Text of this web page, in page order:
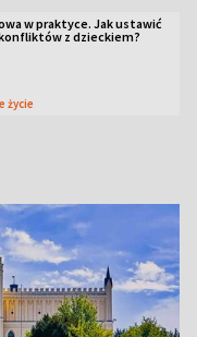
w praktyce. Jak ustawić
z dzieckiem?
życie